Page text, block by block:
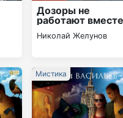
Дозоры не
работают вместе
Николай Желунов
Мистика